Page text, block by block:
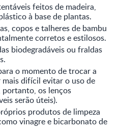
feitos de madeira,
à base de plantas.
copos e talheres de bambu
corretos e estilosos.
biodegradáveis ou fraldas
o momento de trocar a
mais difícil evitar o uso de
portanto, os lenços
serão úteis).
produtos de limpeza
vinagre e bicarbonato de